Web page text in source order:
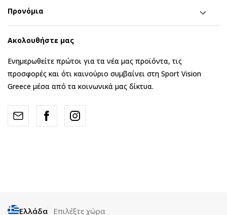
Προνόμια
Ακολουθήστε μας
Ενημερωθείτε πρώτοι για τα νέα μας προϊόντα, τις
προσφορές και ότι καινούριο συμβαίνει στη Sport Vision
Greece μέσα από τα κοινωνικά μας δίκτυα.
Ελλάδα Επιλέξτε χώρα